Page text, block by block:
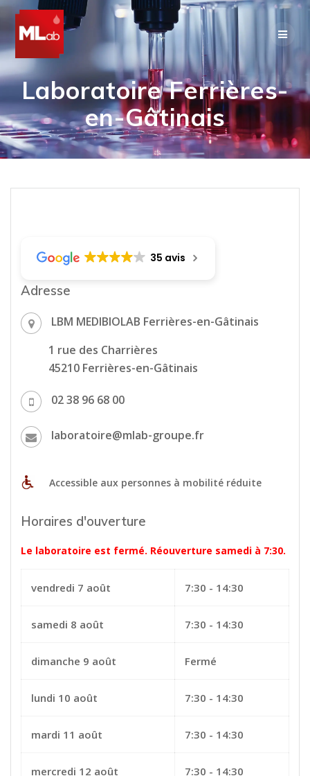
Skip
to
content
Laboratoire Ferrières-
en-Gâtinais
35 avis
Adresse
LBM MEDIBIOLAB Ferrières-en-Gâtinais
1 rue des Charrières
45210 Ferrières-en-Gâtinais
02 38 96 68 00
laboratoire@mlab-groupe.fr
Accessible aux personnes à mobilité réduite
Horaires d'ouverture
Le laboratoire est fermé. Réouverture samedi à 7:30.
vendredi 7 août 7:30 - 14:30
samedi 8 août 7:30 - 14:30
dimanche 9 août Fermé
lundi 10 août 7:30 - 14:30
mardi 11 août 7:30 - 14:30
mercredi 12 août 7:30 - 14:30